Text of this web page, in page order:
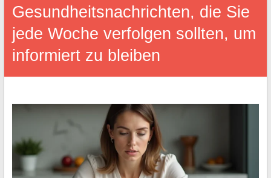
Gesundheitsnachrichten, die Sie
jede Woche verfolgen sollten, um
informiert zu bleiben